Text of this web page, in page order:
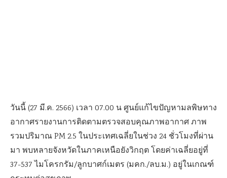
วันนี้ (27 มี.ค. 2566) เวลา 07.00 น ศูนย์แก้ไขปัญหามลพิษทาง
อากาศรายงานการติดตามตรวจสอบคุณภาพอากาศ ภาพ
รวมปริมาณ PM 2.5 ในประเทศเฉลี่ยในช่วง 24 ชั่วโมงที่ผ่าน
มา พบหลายจังหวัดในภาคเหนือยังวิกฤต โดยค่าเฉลี่ยอยู่ที่
37-537 ไมโครกรัม/ลูกบาศก์เมตร (มคก./ลบ.ม.) อยู่ในเกณฑ์